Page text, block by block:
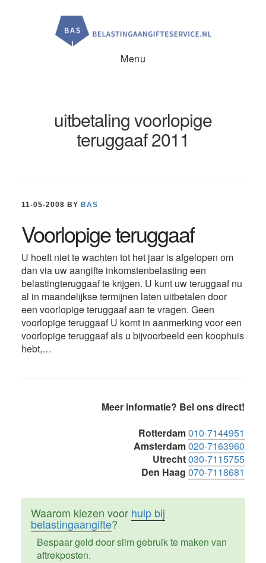
Menu
uitbetaling voorlopige
teruggaaf 2011
11-05-2008 BY BAS
Voorlopige teruggaaf
U hoeft niet te wachten tot het jaar is afgelopen om
dan via uw aangifte inkomstenbelasting een
belastingteruggaaf te krijgen. U kunt uw teruggaaf nu
al in maandelijkse termijnen laten uitbetalen door
een voorlopige teruggaaf aan te vragen. Geen
voorlopige teruggaaf U komt in aanmerking voor een
voorlopige teruggaaf als u bijvoorbeeld een koophuis
hebt,…
Meer informatie? Bel ons direct!
Rotterdam010-7144951
Amsterdam020-7163960
Utrecht030-7115755
Den Haag 070-7118681
Waarom kiezen voor hulp bij
belastingaangifte?
Bespaar geld door slim gebruik te maken van
aftrekposten.